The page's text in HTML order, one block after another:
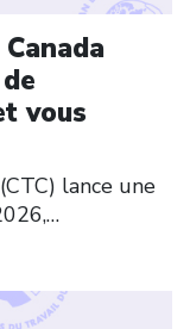
vous
lance une